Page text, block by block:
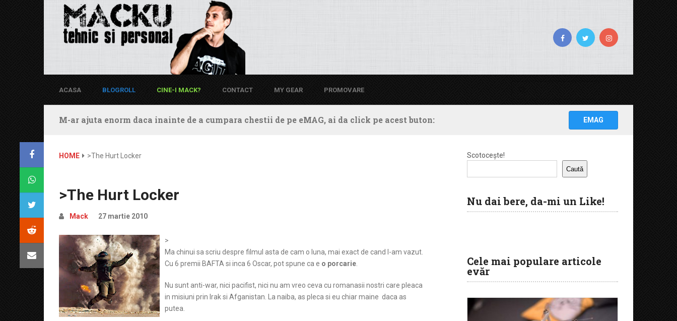
ACASA BLOGROLL CINE-I MACK? CONTACT MY GEAR PROMOVARE
M-ar ajuta enorm daca inainte de a cumpara chestii de pe eMAG, ai da click pe acest buton: EMAG
HOME >The Hurt Locker
>The Hurt Locker
Mack 27 martie 2010
>
Ma chinui sa scriu despre filmul asta de cam o luna, mai exact de cand l-am vazut.
Cu 6 premii BAFTA si inca 6 Oscar, pot spune ca e o porcarie
Nu sunt anti-war, nici pacifist, nici nu am vreo ceva cu romanasii nostri care pleaca
in misiuni prin Irak si Afganistan. La naiba, as pleca si eu chiar maine daca as
putea.
Scotocește!
Caută
Nu dai bere, da-mi un Like!
Cele mai populare articole
evăr